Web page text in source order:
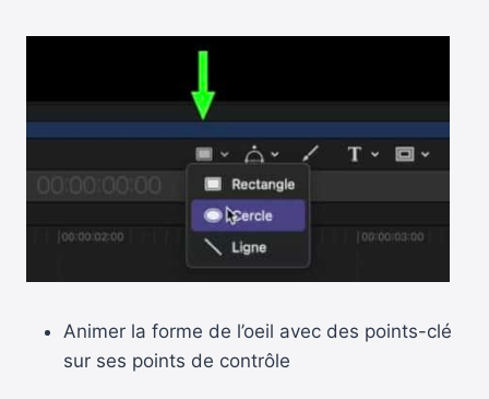
Animer la forme de l’oeil avec des points-clé
sur ses points de contrôle